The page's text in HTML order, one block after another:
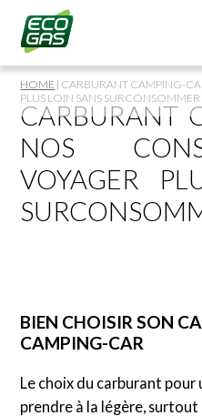
CARBURANT
NOS
VOYAGER
HOME | CARBURANT CAMPING-
PLUS LOIN SANS SURCONSOMMER
BIEN CHOISIR SON
CAMPING-CAR
Le choix du carburant pour
prendre à la légère, surtout